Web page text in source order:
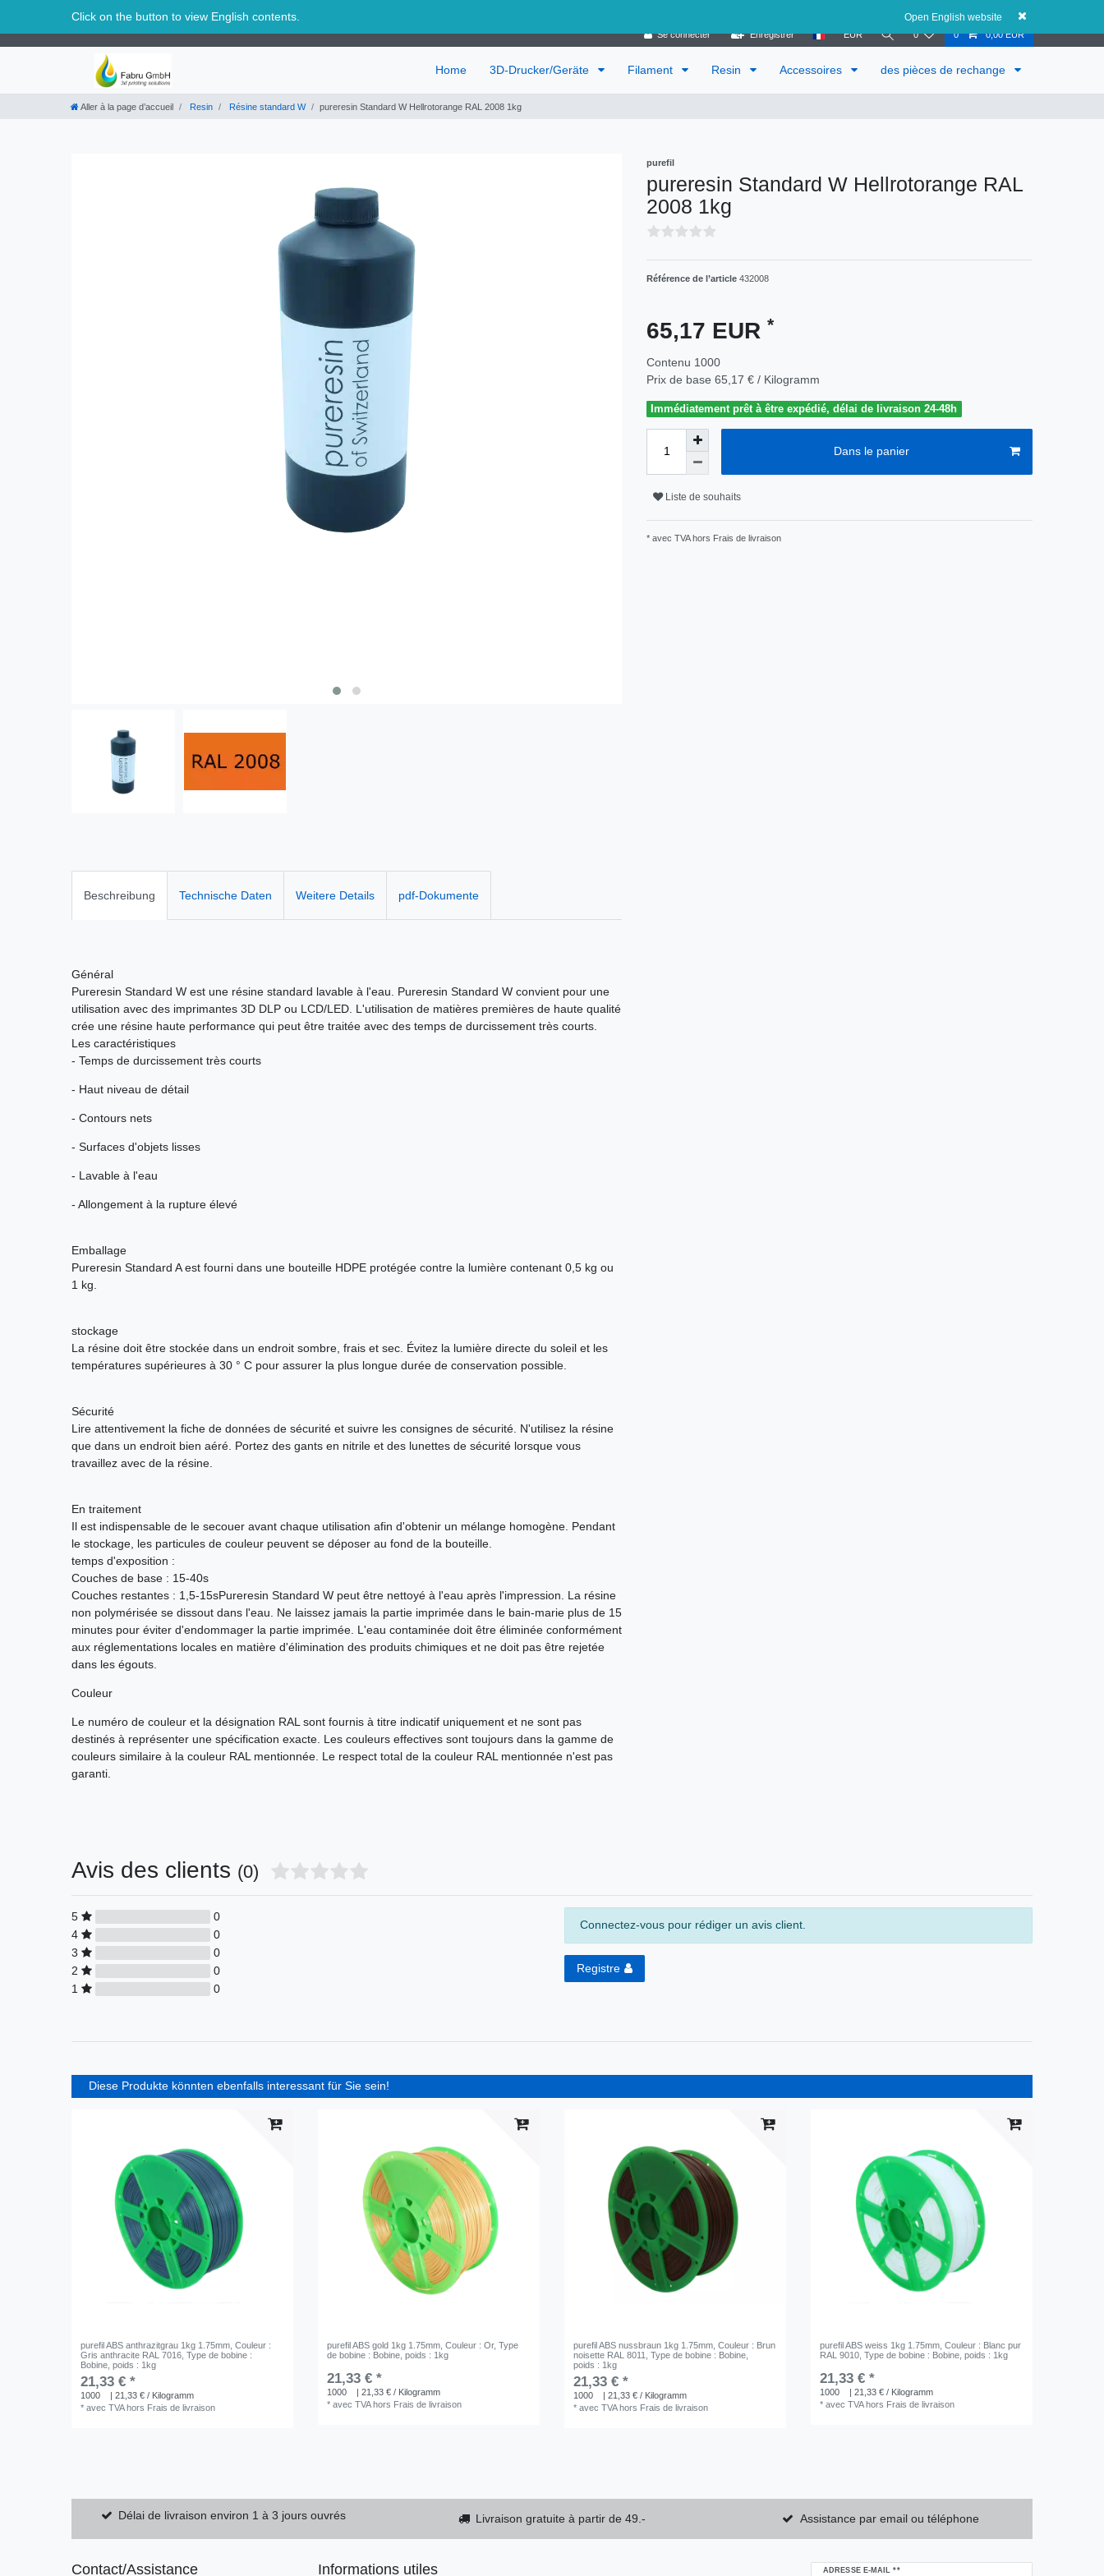
Click on the button to view English contents. Open English website
Suisse
Se connecter Enregistrer EUR 0 0 0,00 EUR
Home 3D-Drucker/Geräte Filament Resin Accessoires des pièces de rechange
Aller à la page d’accueil Resin Résine standard W pureresin Standard W Hellrotorange RAL 2008 1kg
purefil
pureresin Standard W Hellrotorange RAL
2008 1kg
Référence de l’article 432008
65,17 EUR *
Contenu 1000
Prix de base 65,17 € / Kilogramm
Immédiatement prêt à être expédié, délai de livraison 24-48h
Dans le panier
Liste de souhaits
* avec TVA hors Frais de livraison
Beschreibung Technische Daten Weitere Details pdf-Dokumente
Général
Pureresin Standard W est une résine standard lavable à l'eau. Pureresin Standard W convient pour une
utilisation avec des imprimantes 3D DLP ou LCD/LED. L'utilisation de matières premières de haute qualité
crée une résine haute performance qui peut être traitée avec des temps de durcissement très courts.
Les caractéristiques
- Temps de durcissement très courts
- Haut niveau de détail
- Contours nets
- Surfaces d'objets lisses
- Lavable à l'eau
- Allongement à la rupture élevé
Emballage
Pureresin Standard A est fourni dans une bouteille HDPE protégée contre la lumière contenant 0,5 kg ou
1 kg.
stockage
La résine doit être stockée dans un endroit sombre, frais et sec. Évitez la lumière directe du soleil et les
températures supérieures à 30 ° C pour assurer la plus longue durée de conservation possible.
Sécurité
Lire attentivement la fiche de données de sécurité et suivre les consignes de sécurité. N'utilisez la résine
que dans un endroit bien aéré. Portez des gants en nitrile et des lunettes de sécurité lorsque vous
travaillez avec de la résine.
En traitement
Il est indispensable de le secouer avant chaque utilisation afin d'obtenir un mélange homogène. Pendant
le stockage, les particules de couleur peuvent se déposer au fond de la bouteille.
temps d'exposition :
Couches de base : 15-40s
Couches restantes : 1,5-15sPureresin Standard W peut être nettoyé à l'eau après l'impression. La résine
non polymérisée se dissout dans l'eau. Ne laissez jamais la partie imprimée dans le bain-marie plus de 15
minutes pour éviter d'endommager la partie imprimée. L'eau contaminée doit être éliminée conformément
aux réglementations locales en matière d'élimination des produits chimiques et ne doit pas être rejetée
dans les égouts.
Couleur
Le numéro de couleur et la désignation RAL sont fournis à titre indicatif uniquement et ne sont pas
destinés à représenter une spécification exacte. Les couleurs effectives sont toujours dans la gamme de
couleurs similaire à la couleur RAL mentionnée. Le respect total de la couleur RAL mentionnée n'est pas
garanti.
Avis des clients (0)
5
0
4
0
3
0
2
0
1
0
Connectez-vous pour rédiger un avis client.
Registre
Diese Produkte könnten ebenfalls interessant für Sie sein!
purefil ABS anthrazitgrau 1kg 1.75mm , Couleur :
Gris anthracite RAL 7016 , Type de bobine :
Bobine , poids : 1kg
21,33 € *
1000
| 21,33 € / Kilogramm
*avec TVAhors Frais de livraison
purefil ABS gold 1kg 1.75mm , Couleur : Or, Type
de bobine : Bobine , poids : 1kg
21,33 € *
1000
| 21,33 € / Kilogramm
*avec TVAhors Frais de livraison
purefil ABS nussbraun 1kg 1.75mm , Couleur : Brun
noisette RAL 8011
, Type de bobine : Bobine
poids : 1kg
21,33 € *
1000
| 21,33 € / Kilogramm
*avec TVAhors Frais de livraison
purefil ABS weiss 1kg 1.75mm , Couleur : Blanc pur
RAL 9010 , Type de bobine : Bobine , poids : 1kg
21,33 € *
1000
| 21,33 € / Kilogramm
*avec TVAhors Frais de livraison
Délai de livraison environ 1 à 3 jours ouvrés Livraison gratuite à partir de 49.- Assistance par email ou téléphone
Contact/Assistance Informations utiles ADRESSE E-MAIL **
Ceres::Template.newsletterHoneypotLabel